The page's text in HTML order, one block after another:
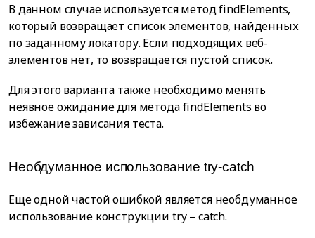
В данном случае используется метод findElements,
который возвращает список элементов, найденных
по заданному локатору. Если подходящих веб-
элементов нет, то возвращается пустой список.
Для этого варианта также необходимо менять
неявное ожидание для метода findElements во
избежание зависания теста.
Необдуманное использование try-catch
Еще одной частой ошибкой является необдуманное
использование конструкции try – catch.